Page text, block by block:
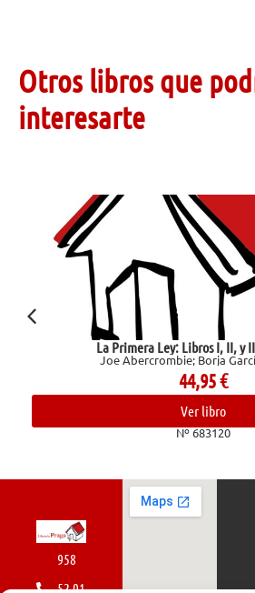
Otros libros que
interesarte
La Primera Ley: Libros I, II, y III – Estuche
Joe Abercrombie; Borja García Bercero
Nº 683120
958
52 01